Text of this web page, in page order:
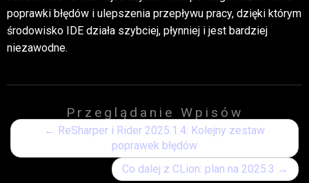
poprawki błędów i ulepszenia przepływu pracy, dzięki którym
środowisko IDE działa szybciej, płynniej i jest bardziej
niezawodne.
Przeglądanie Wpisów
← ReSharper i Rider 2025.1.4: Kolejny zestaw
poprawek błędów
Co dalej z CLion: plan na 2025.3 →